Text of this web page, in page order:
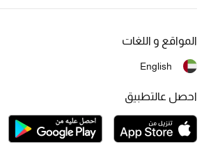
الملابس الرياضية النسائية
تشكيلة الأعراس
حقائب وأحذية متطابقة
هدايا للنساء
المواقع و اللغات
English
احصل عالتطبيق